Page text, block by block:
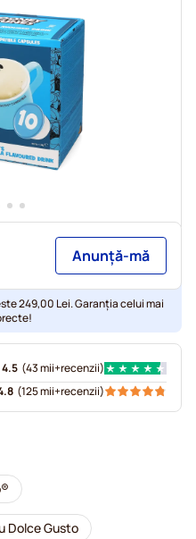
Anunță-mă
249,00 Lei. Garanția celui mai
4.5 (43 mii+recenzii)
(125 mii+recenzii)
Dolce Gusto